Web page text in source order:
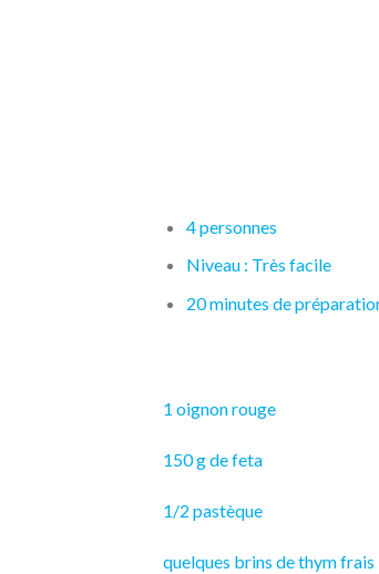
4 personnes
Niveau : Très facile
20 minutes de
1 oignonrouge
150 g defeta
1/2 pastèque
quelques brins dethymfrais